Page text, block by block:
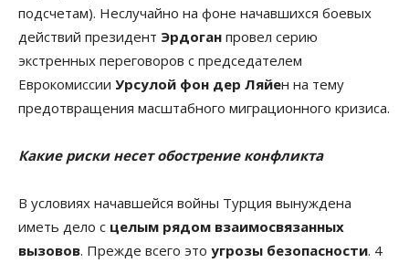
подсчетам). Неслучайно на фоне начавшихся боевых
действий президент Эрдоган провел серию
экстренных переговоров с председателем
Еврокомиссии Урсулой фон дер Ляйен на тему
предотвращения масштабного миграционного кризиса.
Какие риски несет обострение конфликта
В условиях начавшейся войны Турция вынуждена
иметь дело с целым рядом взаимосвязанных
вызовов. Прежде всего это угрозы безопасности. 4